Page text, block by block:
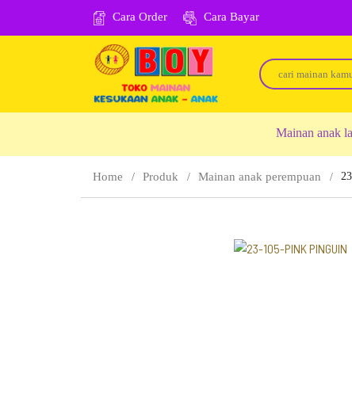
Cara Order Cara Bayar
Mainan anak
Home Produk Mainan anak perempuan